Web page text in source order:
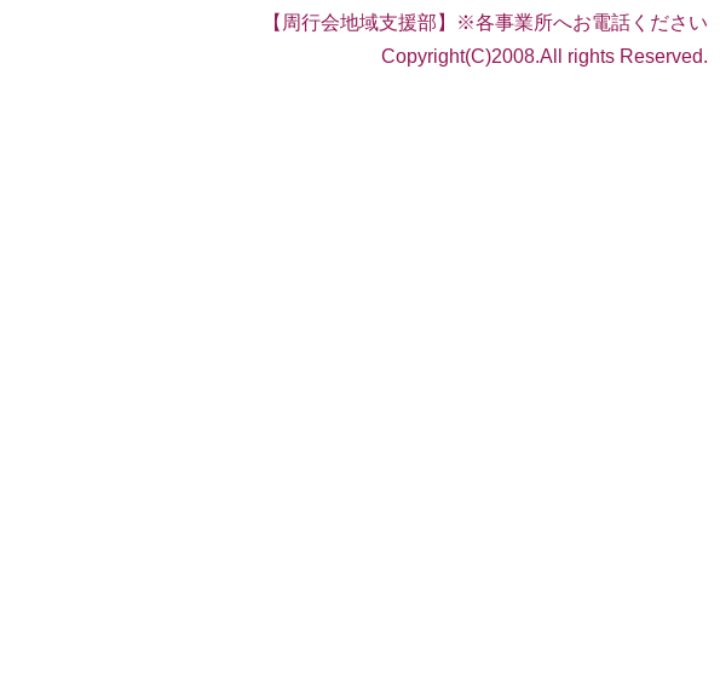
【周行会地域支援部】※各事業所へお電話ください
Copyright(C)2008.All rights Reserved.